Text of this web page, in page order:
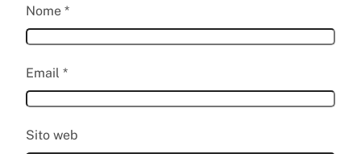
Nome *
Email *
Sito web